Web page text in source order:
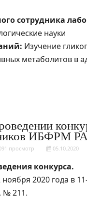
сотрудника
науки
Изучение
метаболитов в
ИБФРМ
просмотр 05.10.2020
конкурса.
2020 года в
№ 211.